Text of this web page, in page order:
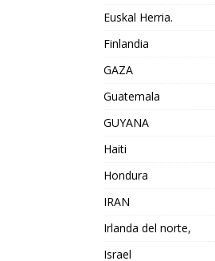
Euskal Herria.
Finlandia
GAZA
Guatemala
GUYANA
Haiti
Hondura
IRAN
Irlanda del norte,
Israel